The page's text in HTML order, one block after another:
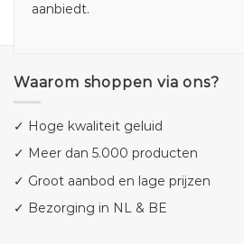
aanbiedt.
Waarom shoppen via ons?
✓ Hoge kwaliteit geluid
✓ Meer dan 5.000 producten
✓ Groot aanbod en lage prijzen
✓ Bezorging in NL & BE